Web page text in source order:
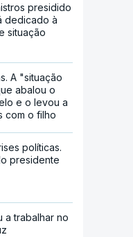
presidido
dedicado à
situação
A "situação
abalou o
e o levou a
com o filho
políticas.
presidente
a trabalhar no